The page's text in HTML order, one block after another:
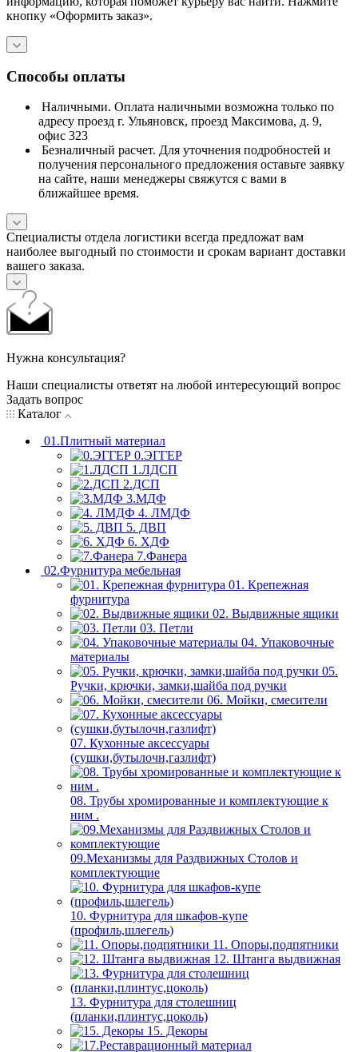
кнопку «Оформить заказ».
Способы оплаты
Наличными. Оплата наличными возможна только по
адресу проезд г. Ульяновск, проезд Максимова, д. 9,
офис 323
Безналичный расчет. Для уточнения подробностей и
получения персонального предложения оставьте заявку
на сайте, наши менеджеры свяжутся с вами в
ближайшее время.
Специалисты отдела логистики всегда предложат вам
наиболее выгодный по стоимости и срокам вариант доставки
вашего заказа.
Нужна консультация?
Наши специалисты ответят на любой интересующий вопрос
Задать вопрос
Каталог
01.Плитный материал
0.ЭГГЕР
1.ЛДСП
2.ДСП
3.МДФ
4. ЛМДФ
5. ДВП
6. ХДФ
7.Фанера
02.Фурнитура мебельная
01. Крепежная
фурнитура
02. Выдвижные ящики
03. Петли
04. Упаковочные
материалы
05.
Ручки, крючки, замки,шайба под ручки
06. Мойки, смесители
07. Кухонные аксессуары
(сушки,бутылочн,газлифт)
08. Трубы хромированные и комплектующие к
ним .
09.Механизмы для Раздвижных Столов и
комплектующие
10. Фурнитура для шкафов-купе
(профиль,шлегель)
11. Опоры,подпятники
12. Штанга выдвижная
13. Фурнитура для столешниц
(планки,плинтус,цоколь)
15. Декоры